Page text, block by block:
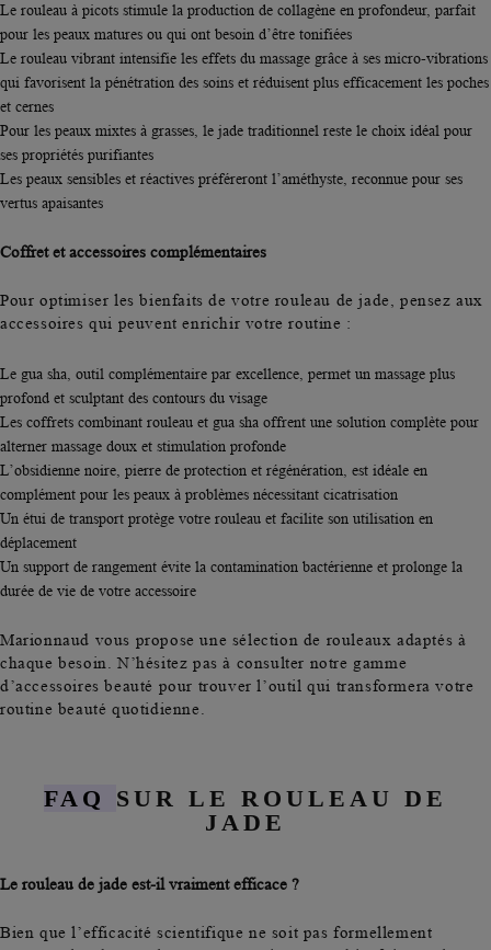
Le rouleau à picots stimule la production de collagène en profondeur, parfait
pour les peaux matures ou qui ont besoin d’être tonifiées
Le rouleau vibrant intensifie les effets du massage grâce à ses micro-vibrations
qui favorisent la pénétration des soins et réduisent plus efficacement les poches
et cernes
Pour les peaux mixtes à grasses, le jade traditionnel reste le choix idéal pour
ses propriétés purifiantes
Les peaux sensibles et réactives préféreront l’améthyste , reconnue pour ses
vertus apaisantes
Coffret et accessoires complémentaires
Pour optimiser les bienfaits de votre rouleau de jade, pensez aux
accessoires qui peuvent enrichir votre routine :
Le gua sha, outil complémentaire par excellence, permet un massage plus
profond et sculptant des contours du visage
Les coffrets combinant rouleau et gua sha offrent une solution complète pour
alterner massage doux et stimulation profonde
L’obsidienne noire, pierre de protection et régénération, est idéale en
complément pour les peaux à problèmes nécessitant cicatrisation
Un étui de transport protège votre rouleau et facilite son utilisation en
déplacement
Un support de rangement évite la contamination bactérienne et prolonge la
durée de vie de votre accessoire
Marionnaud vous propose une sélection de rouleaux adaptés à
chaque besoin. N’hésitez pas à consulter notre gamme
d’accessoires beauté pour trouver l’outil qui transformera votre
routine beauté quotidienne.
FAQ SUR LE ROULEAU DE
JADE
Le rouleau de jade est-il vraiment efficace ?
Bien que l’efficacité scientifique ne soit pas formellement